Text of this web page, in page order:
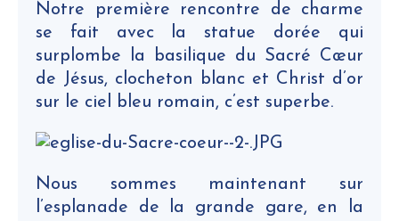
Notre première rencontre de charme
se fait avec la statue dorée qui
surplombe la basilique du Sacré Cœur
de Jésus, clocheton blanc et Christ d’or
sur le ciel bleu romain, c’est superbe.
Nous sommes maintenant sur
l’esplanade de la grande gare, en la